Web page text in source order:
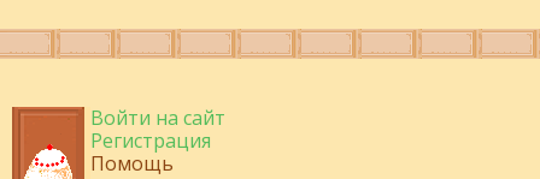
Войти на сайт
Регистрация
Помощь